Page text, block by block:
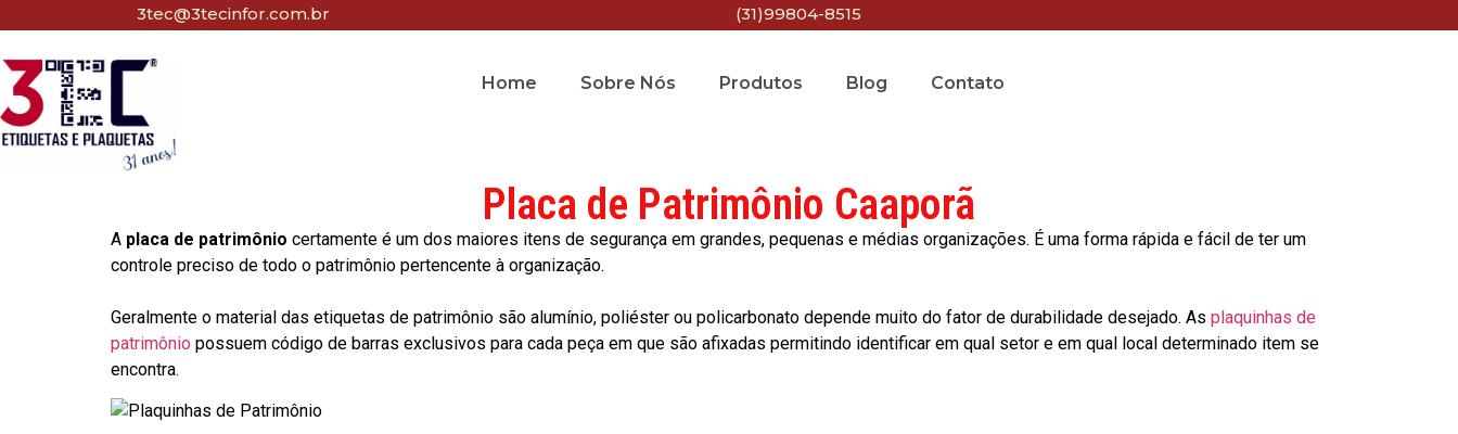
3tec@3tecinfor.com.br (31)99804-8515
Home Sobre Nós Produtos Blog Contato
Placa de Patrimônio Caaporã
A placa de patrimônio certamente é um dos maiores itens de segurança em grandes, pequenas e médias organizações. É uma forma rápida e fácil de ter um
controle preciso de todo o patrimônio pertencente à organização.
Geralmente o material das etiquetas de patrimônio são alumínio, poliéster ou policarbonato depende muito do fator de durabilidade desejado. As plaquinhas de
patrimônio possuem código de barras exclusivos para cada peça em que são afixadas permitindo identificar em qual setor e em qual local determinado item se
encontra.